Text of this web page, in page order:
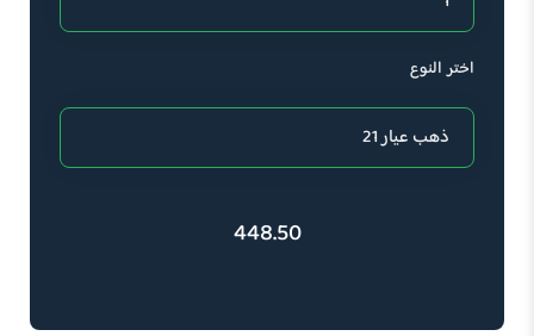
اختر النوع
448.50